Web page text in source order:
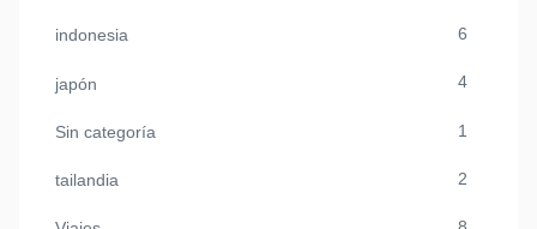
indonesia 6
japón 4
Sin categoría 1
tailandia 2